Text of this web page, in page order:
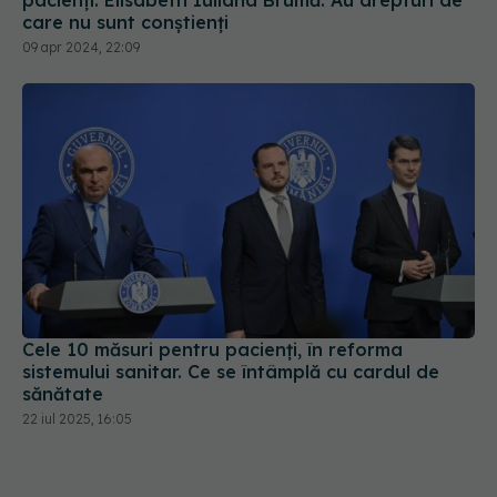
care nu sunt conștienți
09 apr 2024, 22:09
Cele 10 măsuri pentru pacienți, în reforma
sistemului sanitar. Ce se întâmplă cu cardul de
sănătate
22 iul 2025, 16:05